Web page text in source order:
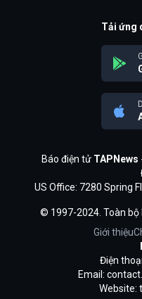
Tải ứng
Báo điện tử TAPNews
US Office: 7280 Spring
© 1997-2024. Toàn bộ
Giới thiệu
Điện
Email:
Website: